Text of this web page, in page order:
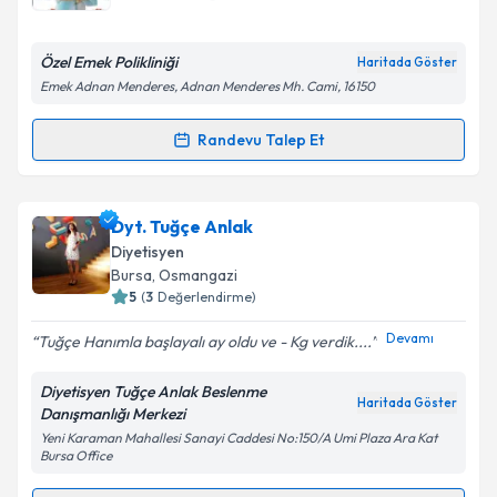
bilgilendireceğiz.
Kişisel verilerimin işlenmesine ilişkinAydınlatma
kapsamda işlenmesini kabul ediyorum.
Takvim Talebini Gönder
Özel Emek Polikliniği Haritada Göster
Emek Adnan Menderes, Adnan Menderes Mh. Cami, 16150
Randevu Talep Et
Randevu Takvimi Talebi
Dyt. Nur Alan Topaloğlu
oluşturun. Size bu uzmandan randevu almanız için bir
takvim hazırlandığında e-posta ile bilgilendireceğiz.
Kişisel verilerimin işlenmesine ilişkin
Metni'ni okudum ve kişisel verilerimin belirtilen
kapsamda işlenmesini kabul ediyorum.
Dyt. Tuğçe Anlak
Diyetisyen
Bursa, Osmangazi
5 (3 Değerlendirme)
Tuğçe Hanımla başlayalı ay oldu ve - Kg verdik.... Devamı
Diyetisyen Tuğçe Anlak Beslenme
Danışmanlığı Merkezi
Haritada Göster
Yeni Karaman Mahallesi Sanayi Caddesi No:150/A Umi Plaza Ara Kat
Bursa Office